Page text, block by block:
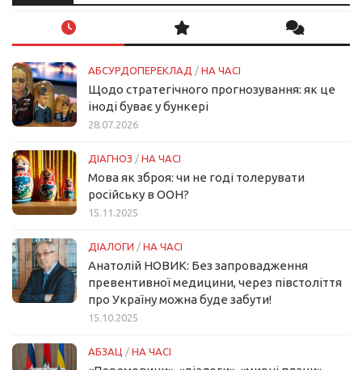
АБСУРДОПЕРЕКЛАД / НА ЧАСІ
Щодо стратегічного прогнозування: як це
іноді буває у бункері
28.07.2026
ДІАГНОЗ / НА ЧАСІ
Мова як зброя: чи не годі толерувати
російську в ООН?
15.11.2025
ДІАЛОГИ / НА ЧАСІ
Анатолій НОВИК: Без запровадження
превентивної медицини, через півстоліття
про Україну можна буде забути!
15.10.2025
АБЗАЦ / НА ЧАСІ